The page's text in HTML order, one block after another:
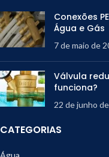
Conexões
Água e Gás
7 de maio de
Válvula
funciona?
22 de junho
CATEGORIAS
Água